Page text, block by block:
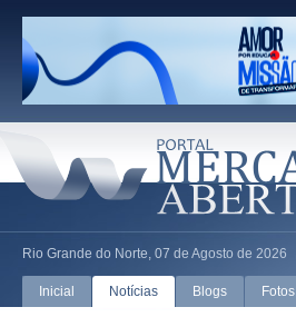
Rio Grande do Norte, 07 de Agosto de 2026
Inicial Notícias Blogs Fotos